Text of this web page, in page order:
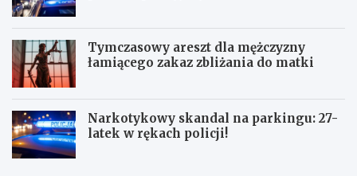
Tymczasowy areszt dla mężczyzny
łamiącego zakaz zbliżania do matki
Narkotykowy skandal na parkingu: 27-
latek w rękach policji!
P
N